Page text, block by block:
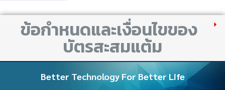
ข้อกำหนดและเงื่อนไขของ
บัตรสะสมแต้ม
Better Technology For Better Life